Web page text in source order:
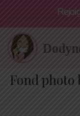
Fond photo